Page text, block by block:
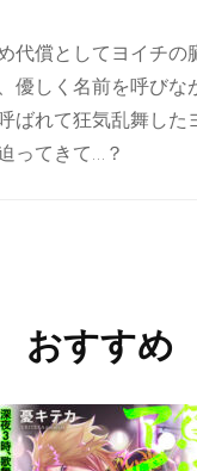
代償としてヨイチの
優しく名前を呼びな
ばれて狂気乱舞した
ってきて…？
おすすめ